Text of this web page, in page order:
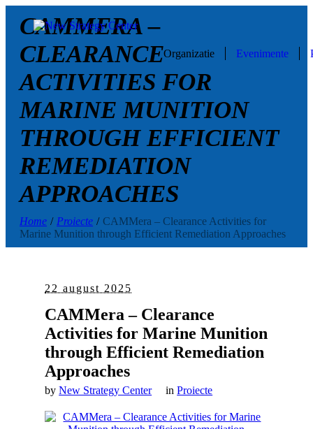
Organizatie Evenimente
CAMMERA –
CLEARANCE
ACTIVITIES FOR
MARINE MUNITION
THROUGH EFFICIENT
REMEDIATION
APPROACHES
Home / Proiecte / CAMMera – Clearance Activities for
Marine Munition through Efficient Remediation Approaches
22 august 2025
CAMMera – Clearance
Activities for Marine Munition
through Efficient Remediation
Approaches
byNew Strategy Center inProiecte